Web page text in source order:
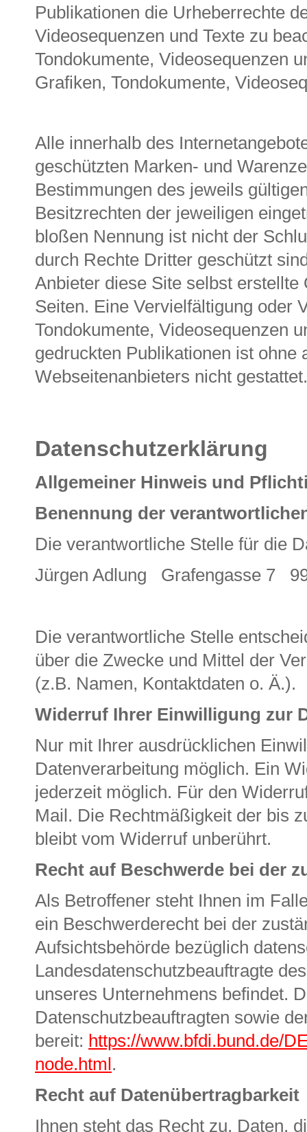
Publikationen die Urheberrechte
Videosequenzen und Texte zu
Tondokumente, Videosequenzen
Grafiken, Tondokumente,
Alle innerhalb des
geschützten Marken- und
Bestimmungen des jeweils
Besitzrechten der jeweiligen
bloßen Nennung ist nicht der
durch Rechte Dritter geschützt
Anbieter diese Site selbst
Seiten. Eine Vervielfältigung oder
Tondokumente, Videosequenzen
gedruckten Publikationen ist
Webseitenanbieters nicht gestattet.
Datenschutzerklärung
Allgemeiner Hinweis und
Benennung der
Die verantwortliche Stelle für die
Jürgen Adlung Grafengasse 7
Die verantwortliche Stelle
über die Zwecke und Mittel der
(z.B. Namen, Kontaktdaten o. Ä.).
Widerruf Ihrer Einwilligung zur
Nur mit Ihrer ausdrücklichen
Datenverarbeitung möglich. Ein
jederzeit möglich. Für den
Mail. Die Rechtmäßigkeit der bis
bleibt vom Widerruf unberührt.
Recht auf Beschwerde bei der
Als Betroffener steht Ihnen im
ein Beschwerderecht bei der
Aufsichtsbehörde bezüglich
Landesdatenschutzbeauftragte
unseres Unternehmens befindet.
Datenschutzbeauftragten sowie
bereit: https://www.bfdi.bund.de/
node.html.
Recht auf Datenübertragbarkeit
Ihnen steht das Recht zu, Daten,